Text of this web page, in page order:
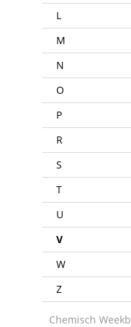
L
M
N
O
P
R
S
T
U
V
W
Z
Chemisch